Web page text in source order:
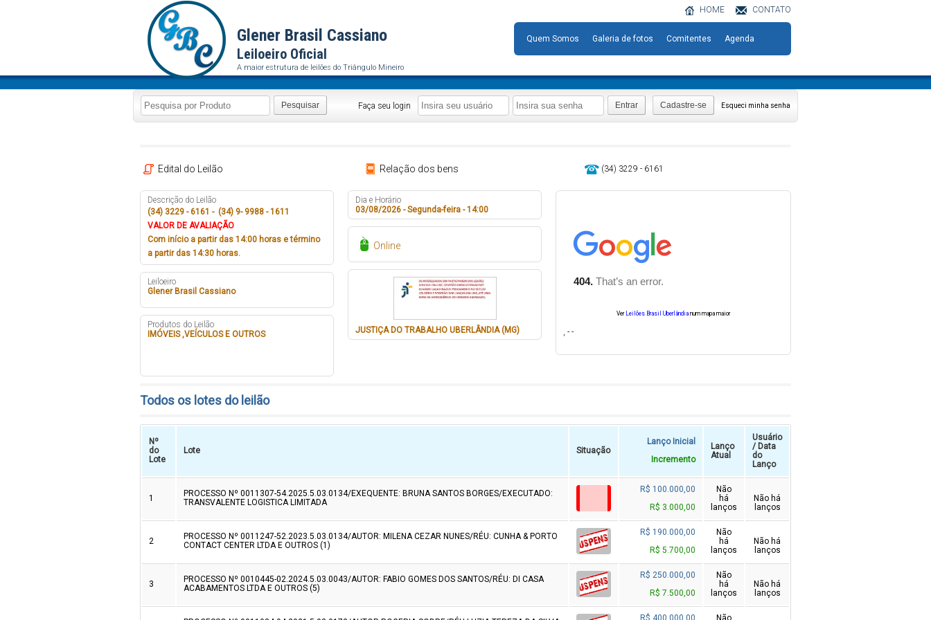
Glener Brasil Cassiano
Leiloeiro Oficial
A maior estrutura de leilões do Triângulo Mineiro
CONTATO
HOME
Quem Somos Galeria de fotos Comitentes Agenda
Pesquisar Faça seu login Entrar Esqueci minha senha
Cadastre-se
Edital do Leilão Relação dos bens (34) 3229 - 6161
Descrição do Leilão
(34) 3229 - 6161 - (34) 9- 9988 - 1611
VALOR DE AVALIAÇÃO
Com início a partir das 14:00 horas e término
a partir das 14:30 horas.
Leiloeiro
Glener Brasil Cassiano
Produtos do Leilão
IMÓVEIS ,VEÍCULOS E OUTROS
Dia e Horário
03/08/2026 - Segunda-feira - 14:00
Online
JUSTIÇA DO TRABALHO UBERLÂNDIA (MG)
Ver Leilões Brasil Uberlândia num mapa maior
, - -
Todos os lotes do leilão
Nº
do
Lote
Lote Situação
Lanço Inicial
Incremento
Lanço
Atual
Usuário
/ Data
do
Lanço
1
PROCESSO Nº 0011307-54.2025.5.03.0134/EXEQUENTE: BRUNA SANTOS BORGES/EXECUTADO:
TRANSVALENTE LOGISTICA LIMITADA
R$ 100.000,00
R$ 3.000,00
Não
há
lanços
Não há
lanços
2
PROCESSO Nº 0011247-52.2023.5.03.0134/AUTOR: MILENA CEZAR NUNES/RÉU: CUNHA & PORTO
CONTACT CENTER LTDA E OUTROS (1)
R$ 190.000,00
R$ 5.700,00
Não
há
lanços
Não há
lanços
3
PROCESSO Nº 0010445-02.2024.5.03.0043/AUTOR: FABIO GOMES DOS SANTOS/RÉU: DI CASA
ACABAMENTOS LTDA E OUTROS (5)
R$ 250.000,00
R$ 7.500,00
Não
há
lanços
Não há
lanços
R$ 400.000,00 Não